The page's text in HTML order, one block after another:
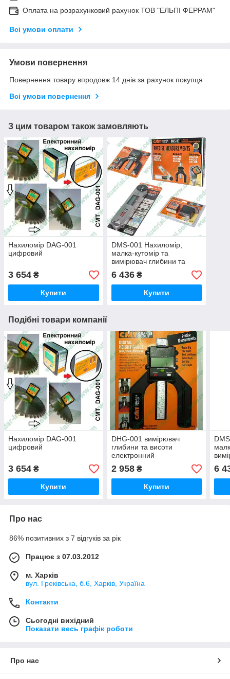
Оплата на розрахунковий рахунок ТОВ "ЕЛЬПІ ФЕРРАМ"
Всі умови оплати
Умови повернення
Повернення товару впродовж 14 днів за рахунок покупця
Всі умови повернення
З цим товаром також замовляють
Нахиломір DAG-001
цифровий
3 654 ₴
Купити
DMS-001 Нахиломір,
малка-кутомір та
вимірювач глибини та
висоти комплект
6 436₴
Купити
Подібні товари компанії
Нахиломір DAG-001
цифровий
3 654 ₴
Купити
DHG-001 вимірювач
глибини та висоти
електронний
2 958₴
Купити
6
Про нас
86% позитивних з 7 відгуків за рік
Працює з 07.03.2012
м. Харків
вул. Греківська, б.6, Харків, Україна
Контакти
Сьогодні вихідний
Показати весь графік роботи
Про нас